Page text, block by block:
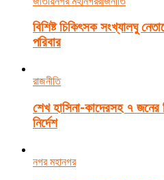
বিশিষ্ট চিকিৎসক সংখ্যালঘু
পরিবার
রাজনীতি
শেখ হাসিনা-কাদেরসহ ৭ জনের
নির্দেশ
নগর মহানগর